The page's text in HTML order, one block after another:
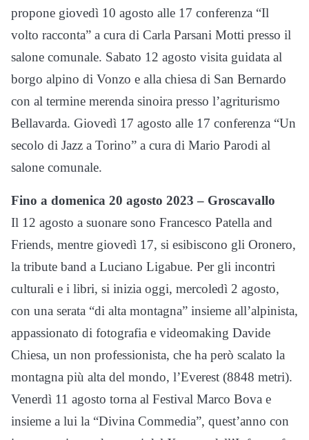
propone giovedì 10 agosto alle 17 conferenza “Il
volto racconta” a cura di Carla Parsani Motti presso il
salone comunale. Sabato 12 agosto visita guidata al
borgo alpino di Vonzo e alla chiesa di San Bernardo
con al termine merenda sinoira presso l’agriturismo
Bellavarda. Giovedì 17 agosto alle 17 conferenza “Un
secolo di Jazz a Torino” a cura di Mario Parodi al
salone comunale.
Fino a domenica 20 agosto 2023 – Groscavallo
Il 12 agosto a suonare sono Francesco Patella and
Friends, mentre giovedì 17, si esibiscono gli Oronero,
la tribute band a Luciano Ligabue. Per gli incontri
culturali e i libri, si inizia oggi, mercoledì 2 agosto,
con una serata “di alta montagna” insieme all’alpinista,
appassionato di fotografia e videomaking Davide
Chiesa, un non professionista, che ha però scalato la
montagna più alta del mondo, l’Everest (8848 metri).
Venerdì 11 agosto torna al Festival Marco Bova e
insieme a lui la “Divina Commedia”, quest’anno con